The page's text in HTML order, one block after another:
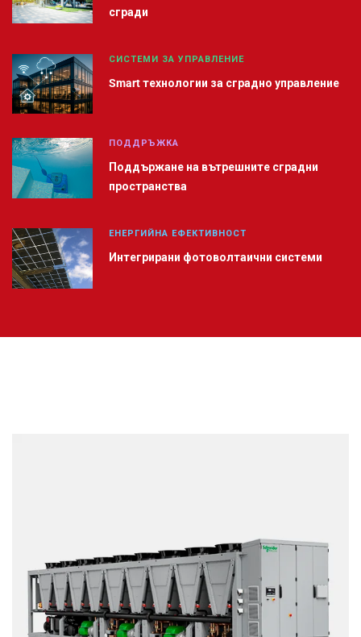
сгради
СИСТЕМИ ЗА УПРАВЛЕНИЕ
Smart технологии за сградно управление
ПОДДРЪЖКА
Поддържане на вътрешните сградни
пространства
ЕНЕРГИЙНА ЕФЕКТИВНОСТ
Интегрирани фотоволтаични системи